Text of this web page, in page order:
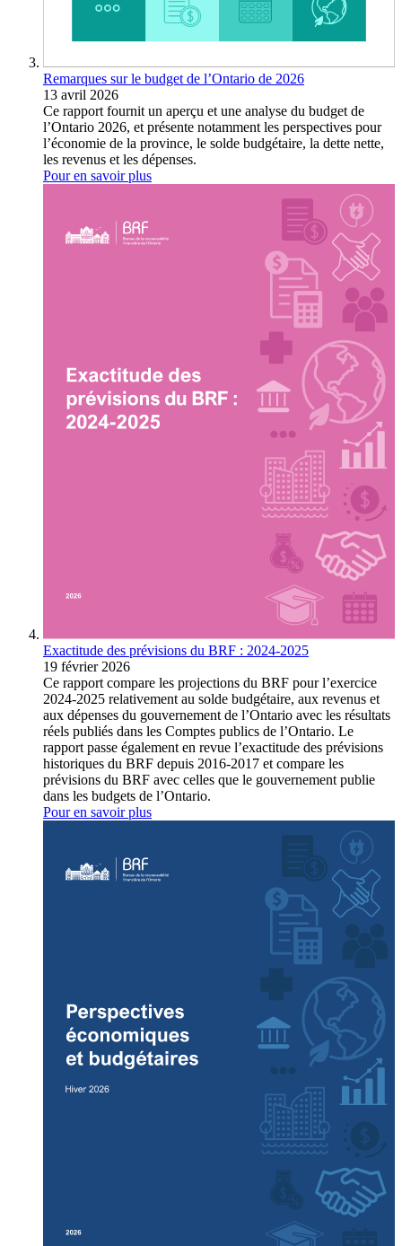
Remarques sur le budget de l’Ontario de 2026
13 avril 2026
Ce rapport fournit un aperçu et une analyse du budget de
l’Ontario 2026, et présente notamment les perspectives pour
l’économie de la province, le solde budgétaire, la dette nette,
les revenus et les dépenses.
Pour en savoir plus
Exactitude des prévisions du BRF : 2024-2025
19 février 2026
Ce rapport compare les projections du BRF pour l’exercice
2024‑2025 relativement au solde budgétaire, aux revenus et
aux dépenses du gouvernement de l’Ontario avec les résultats
réels publiés dans les Comptes publics de l’Ontario. Le
rapport passe également en revue l’exactitude des prévisions
historiques du BRF depuis 2016-2017 et compare les
prévisions du BRF avec celles que le gouvernement publie
dans les budgets de l’Ontario.
Pour en savoir plus